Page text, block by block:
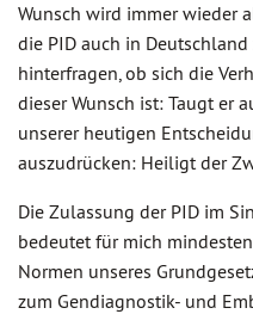
Wunsch wird immer wieder
die PID auch in
hinterfragen, ob sich die
dieser Wunsch ist: Taugt er
unserer heutigen
auszudrücken: Heiligt der
Die Zulassung der PID im
bedeutet für mich
Normen unseres
zum Gendiagnostik- und